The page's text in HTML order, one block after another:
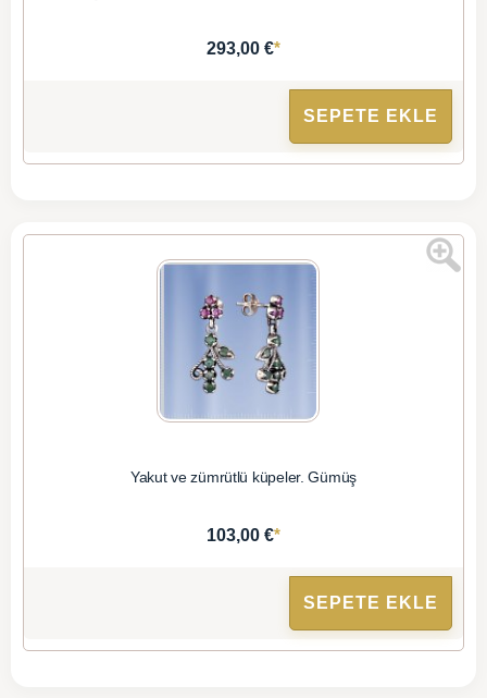
293,00 €*
SEPETE EKLE
Yakut ve zümrütlü küpeler. Gümüş
103,00 €*
SEPETE EKLE